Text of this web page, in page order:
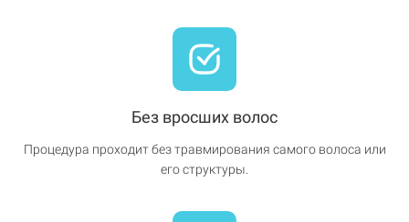
Без вросших волос
Процедура проходит без травмирования самого волоса или
его структуры.